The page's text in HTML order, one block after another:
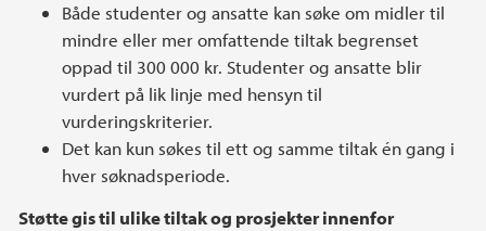
Både studenter og ansatte kan søke om midler til
mindre eller mer omfattende tiltak begrenset
oppad til 300 000 kr. Studenter og ansatte blir
vurdert på lik linje med hensyn til
vurderingskriterier.
Det kan kun søkes til ett og samme tiltak én gang i
hver søknadsperiode.
Støtte gis til ulike tiltak og prosjekter innenfor